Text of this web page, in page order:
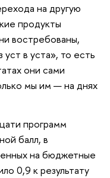
на другую
продукты
востребованы,
в уста», то есть
они сами
мы им — на днях
программ
балл, в
на бюджетные
0,9 к результату